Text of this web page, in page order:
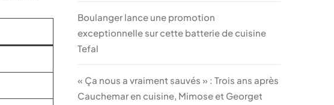
Boulanger lance une promotion
exceptionnelle sur cette batterie de cuisine
Tefal
« Ça nous a vraiment sauvés » : Trois ans après
Cauchemar en cuisine, Mimose et Georget